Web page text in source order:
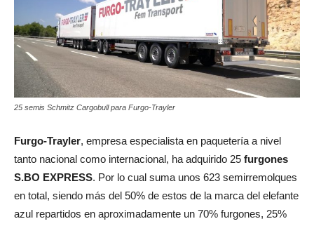
25 semis Schmitz Cargobull para Furgo-Trayler
Furgo-Trayler, empresa especialista en paquetería a nivel
tanto nacional como internacional, ha adquirido 25 furgones
S.BO EXPRESS. Por lo cual suma unos 623 semirremolques
en total, siendo más del 50% de estos de la marca del elefante
azul repartidos en aproximadamente un 70% furgones, 25%